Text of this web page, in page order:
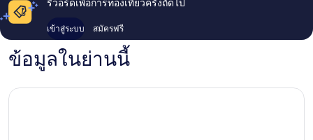
เข้าสู่ระบบ สมัครฟรี
ข้อมูลในย่านนี้